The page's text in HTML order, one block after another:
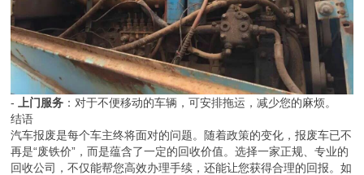
- 上门服务 ：对于不便移动的车辆，可安排拖运，减少您的麻烦。
结语
汽车报废是每个车主终将面对的问题。随着政策的变化，报废车已不
再是“废铁价”，而是蕴含了一定的回收价值。选择一家正规、专业的
回收公司，不仅能帮您高效办理手续，还能让您获得合理的回报。如